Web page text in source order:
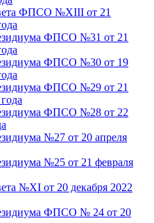
ФПСО №XIII от 21
ФПСО №31 от 21
ФПСО №30 от 19
ФПСО №29 от 21
ФПСО №28 от 22
№27 от 20 апреля
№25 от 21 февраля
№XI от 20 декабря 2022
ФПСО № 24 от 20